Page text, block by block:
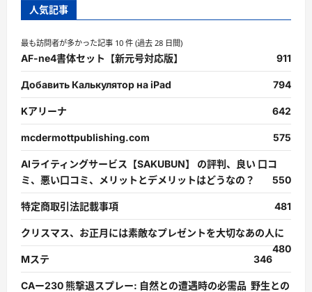
人気記事
最も訪問者が多かった記事 10 件 (過去 28 日間)
AF-ne4書体セット【新元号対応版】 911
Добавить Калькулятор на iPad 794
Kアリーナ 642
mcdermottpublishing.com 575
AIライティングサービス【SAKUBUN】 の評判、良い 口コ
ミ、悪い口コミ、メリットとデメリットはどうなの？
550
特定商取引法記載事項 481
クリスマス、お正月には素敵なプレゼントを大切なあの人に
480
Mステ
346
CAー230 熊撃退スプレー: 自然との遭遇時の必需品 野生との